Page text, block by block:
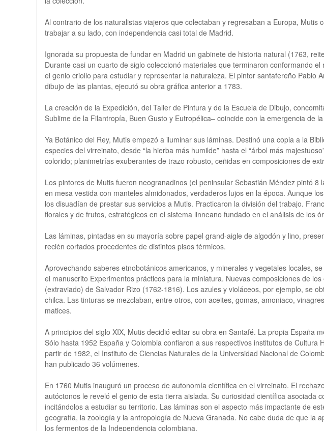
Al contrario de los naturalistas viajeros que colectaban y regresaban a Europa,
trabajar a su lado, con independencia casi total de Madrid.
Ignorada su propuesta de fundar en Madrid un gabinete de historia natural (1763,
Durante casi un cuarto de siglo coleccionó materiales que terminaron conformando
el genio criollo para estudiar y representar la naturaleza. El pintor santafereño
dibujo de las plantas, ejecutó su obra gráfica anterior a 1783.
La creación de la Expedición, del Taller de Pintura y de la Escuela de Dibujo,
Sublime de la Filantropía, Buen Gusto y Eutropélica– coincide con la emergencia de
Ya Botánico del Rey, Mutis empezó a iluminar sus láminas. Destinó una copia a la
especies del virreinato, desde “la hierba más humilde” hasta el “árbol más
colorido; planimetrías exuberantes de trazo robusto, ceñidas en composiciones de
Los pintores de Mutis fueron neogranadinos (el peninsular Sebastián Méndez pintó
en mesa vestida con manteles almidonados, verdaderos lujos en la época. Aunque
los disuadían de prestar sus servicios a Mutis. Practicaron la división del trabajo.
florales y de frutos, estratégicos en el sistema linneano fundado en el análisis de los
Las láminas, pintadas en su mayoría sobre papel grand-aigle de algodón y lino,
recién cortados procedentes de distintos pisos térmicos.
Aprovechando saberes etnobotánicos americanos, y minerales y vegetales locales,
el manuscrito Experimentos prácticos para la miniatura. Nuevas composiciones de
(extraviado) de Salvador Rizo (1762-1816). Los azules y violáceos, por ejemplo, se
chilca. Las tinturas se mezclaban, entre otros, con aceites, gomas, amoniaco,
matices.
A principios del siglo XIX, Mutis decidió editar su obra en Santafé. La propia España
Sólo hasta 1952 España y Colombia confiaron a sus respectivos institutos de
partir de 1982, el Instituto de Ciencias Naturales de la Universidad Nacional de
han publicado 36 volúmenes.
En 1760 Mutis inauguró un proceso de autonomía científica en el virreinato. El
autóctonos le reveló el genio de esta tierra aislada. Su curiosidad científica
incitándolos a estudiar su territorio. Las láminas son el aspecto más impactante de
geografía, la zoología y la antropología de Nueva Granada. No cabe duda de que la
los fermentos de la Independencia colombiana.